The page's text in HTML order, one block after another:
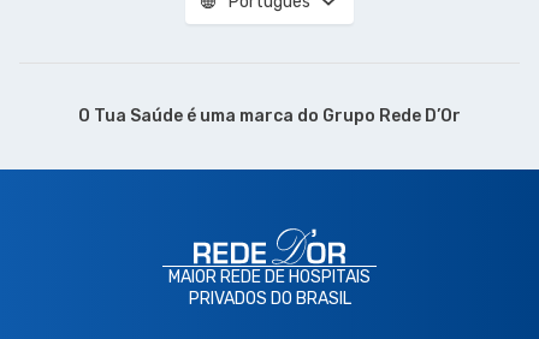
O Tua Saúde é uma marca do Grupo Rede D’Or
MAIOR REDE DE HOSPITAIS
PRIVADOS DO BRASIL